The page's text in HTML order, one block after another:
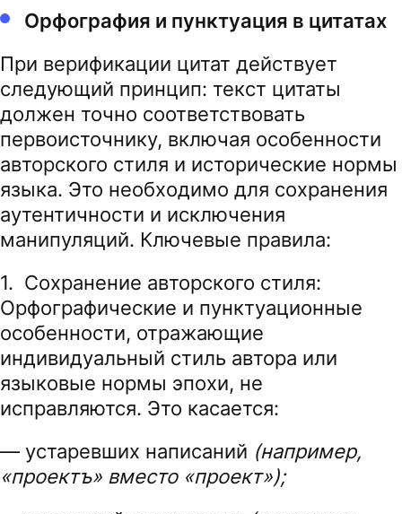
Орфография и пунктуация в цитатах
При верификации цитат действует
следующий принцип: текст цитаты
должен точно соответствовать
первоисточнику, включая особенности
авторского стиля и исторические нормы
языка. Это необходимо для сохранения
аутентичности и исключения
манипуляций. Ключевые правила:
1. Сохранение авторского стиля:
Орфографические и пунктуационные
особенности, отражающие
индивидуальный стиль автора или
языковые нормы эпохи, не
исправляются. Это касается:
— устаревших написаний (например,
«проектъ» вместо «проект»);